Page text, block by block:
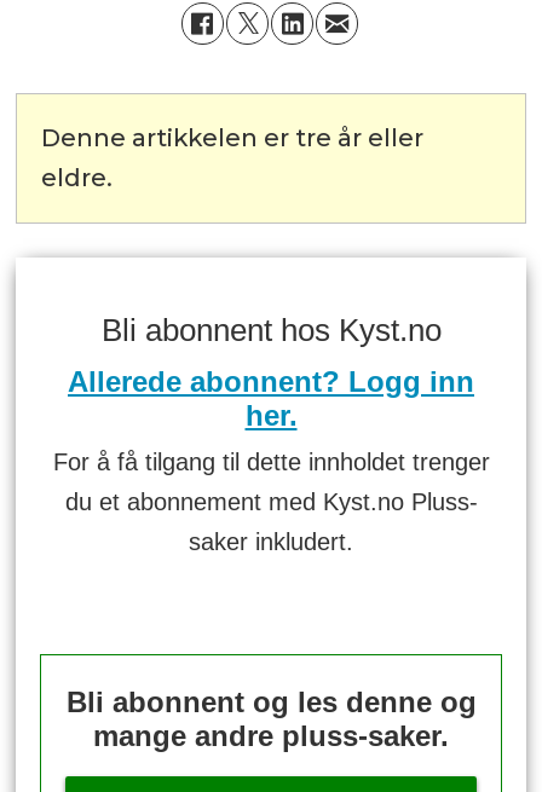
Denne artikkelen er tre år eller
eldre.
Bli abonnent hos Kyst.no
Allerede abonnent? Logg inn
her.
For å få tilgang til dette innholdet trenger
du et abonnement med Kyst.no Pluss-
saker inkludert.
Bli abonnent og les denne og
mange andre pluss-saker.